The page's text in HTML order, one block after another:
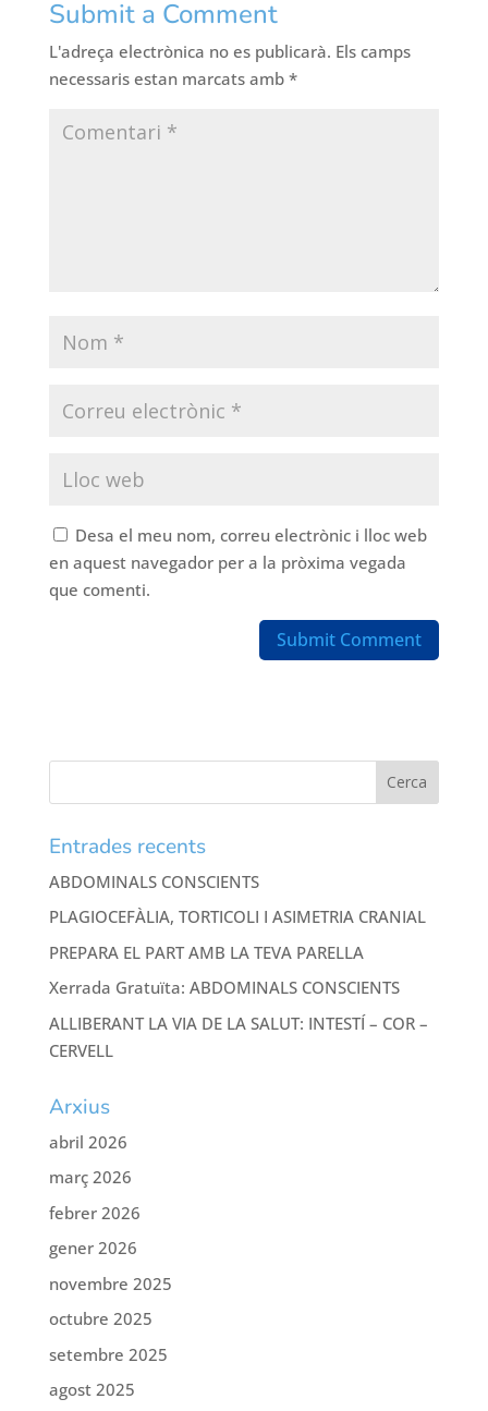
Submit a Comment
L'adreça electrònica no es publicarà. Els camps
necessaris estan marcats amb *
Desa el meu nom, correu electrònic i lloc web
en aquest navegador per a la pròxima vegada
que comenti.
Entrades recents
ABDOMINALS CONSCIENTS
PLAGIOCEFÀLIA, TORTICOLI I ASIMETRIA CRANIAL
PREPARA EL PART AMB LA TEVA PARELLA
Xerrada Gratuïta: ABDOMINALS CONSCIENTS
ALLIBERANT LA VIA DE LA SALUT: INTESTÍ – COR –
CERVELL
Arxius
abril 2026
març 2026
febrer 2026
gener 2026
novembre 2025
octubre 2025
setembre 2025
agost 2025